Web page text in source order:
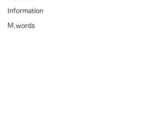
Information
M.words